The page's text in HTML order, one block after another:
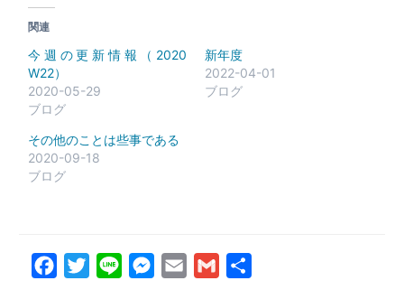
関連
今週の更新情報（2020
W22）
2020-05-29
ブログ
新年度
2022-04-01
ブログ
その他のことは些事である
2020-09-18
ブログ
FacebookTwitterLine Messenger
Email Gmail